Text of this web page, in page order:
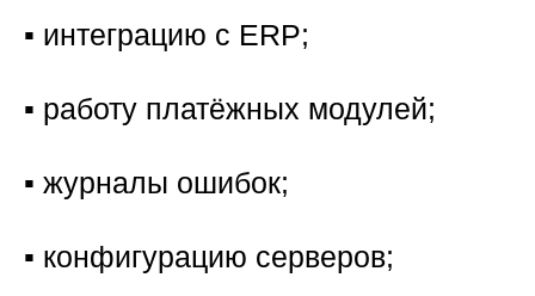
▪️ интеграцию с ERP;
▪️ работу платёжных модулей;
▪️ журналы ошибок;
▪️ конфигурацию серверов;